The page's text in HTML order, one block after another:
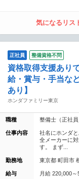
気になるリス
正社員 整備資格不問
資格取得支援あり
給・賞与・手当な
あり】
ホンダファミリー東京
職種 整備士（正社員
仕事内容
社名にホンダ
全メーカーに
す。 まず...
勤務地 東京都 町田市
給与 月給 220,000～